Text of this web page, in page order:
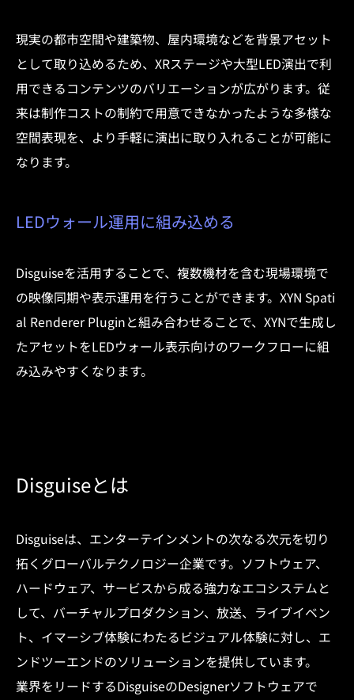
現実の都市空間や建築物、屋内環境などを背景アセット
として取り込めるため、XRステージや大型LED演出で利
用できるコンテンツのバリエーションが広がります。従
来は制作コストの制約で用意できなかったような多様な
空間表現を、より手軽に演出に取り入れることが可能に
なります。
LEDウォール運用に組み込める
Disguiseを活用することで、複数機材を含む現場環境で
の映像同期や表示運用を行うことができます。XYN Spati
al Renderer Pluginと組み合わせることで、XYNで生成し
たアセットをLEDウォール表示向けのワークフローに組
み込みやすくなります。
Disguiseとは
Disguiseは、エンターテインメントの次なる次元を切り
拓くグローバルテクノロジー企業です。ソフトウェア、
ハードウェア、サービスから成る強力なエコシステムと
して、バーチャルプロダクション、放送、ライブイベン
ト、イマーシブ体験にわたるビジュアル体験に対し、エ
ンドツーエンドのソリューションを提供しています。
業界をリードするDisguiseのDesignerソフトウェアで